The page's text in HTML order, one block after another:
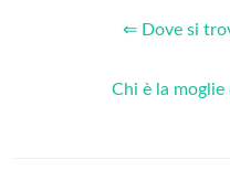
⇐ Dove si
Chi è la